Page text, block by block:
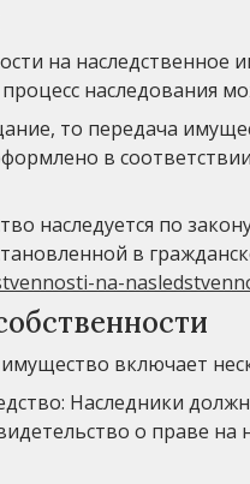
на наследственное
наследования
то передача
в
наследуется по
в
na-
включает
Наследники
о праве